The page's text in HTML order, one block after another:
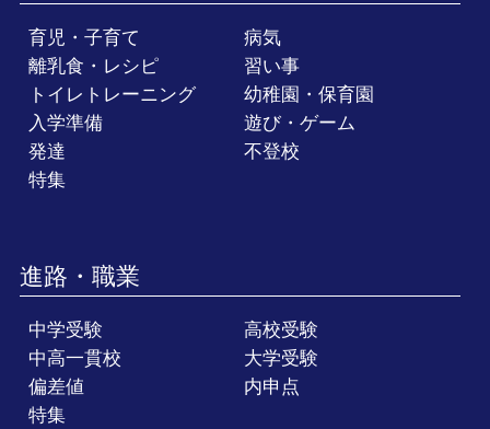
育児・子育て
病気
離乳食・レシピ
習い事
トイレトレーニング
幼稚園・保育園
入学準備
遊び・ゲーム
発達
不登校
特集
進路・職業
中学受験
高校受験
中高一貫校
大学受験
偏差値
内申点
特集